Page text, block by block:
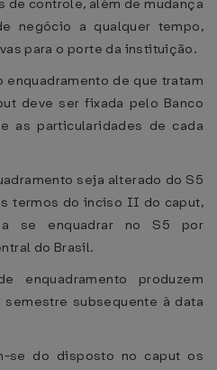
controle, além de mudança
negócio a qualquer tempo,
para o porte da instituição.
enquadramento de que tratam
deve ser fixada pelo Banco
as particularidades de cada
seja alterado do S5
termos do inciso II do caput,
se enquadrar no S5 por
do Brasil.
enquadramento produzem
subsequente à data
se do disposto no caput os